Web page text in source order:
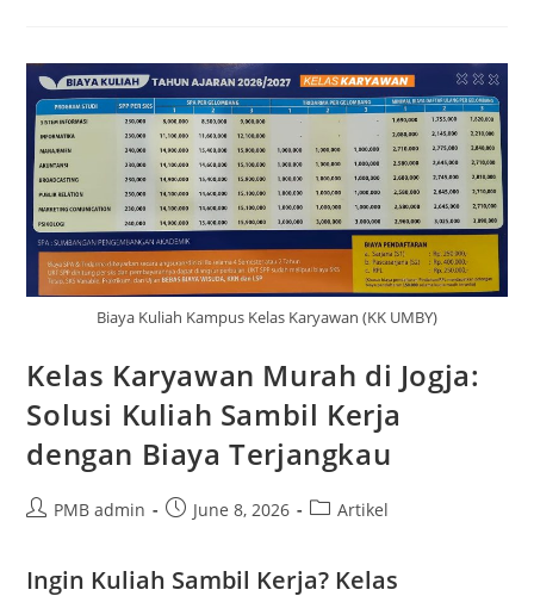
Ke
Fakultas
Agroindustri
Universitas
Mercu
Buana
Yogyakarta
Biaya Kuliah Kampus Kelas Karyawan (KK UMBY)
Kelas Karyawan Murah di Jogja:
Solusi Kuliah Sambil Kerja
dengan Biaya Terjangkau
PostPMB admin
PostJune 8, 2026
PostArtikel
Ingin Kuliah Sambil Kerja? Kelas